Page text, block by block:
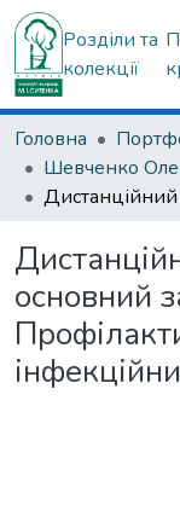
Розділи та
колекції
Головна
основний